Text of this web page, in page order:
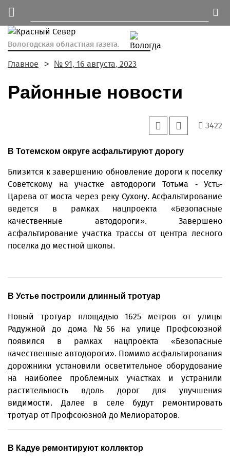
Вологодская областная газета.
Главное № 91, 16 августа, 2023
Районные новости
3422
В Тотемском округе асфальтируют дорогу
Близится к завершению обновление дороги к поселку
Советскому на участке автодороги Тотьма - Усть-
Царева от моста через реку Сухону. Асфальтирование
ведется в рамках нацпроекта «Безопасные
качественные автодороги». Завершено
асфальтирование участка трассы от центра лесного
поселка до местной школы.
В Устье построили длинный тротуар
Новый тротуар площадью 1625 метров от улицы
Радужной до дома №56 на улице Профсоюзной
появился в рамках нацпроекта «Безопасные
качественные автодороги». Помимо асфальтирования
дорожники установили осветительное оборудование
на наиболее проблемных участках и устранили
растительность вдоль дорог для улучшения
видимости. Далее в селе будут ремонтировать
тротуар от Профсоюзной до Мелиораторов.
В Кадуе ремонтируют коллектор